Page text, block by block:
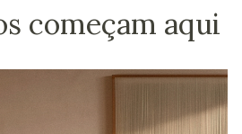
começam aqui